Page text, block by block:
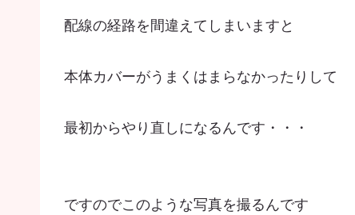
配線の経路を間違えてしまいますと
本体カバーがうまくはまらなかったりして
最初からやり直しになるんです・・・
ですのでこのような写真を撮るんです